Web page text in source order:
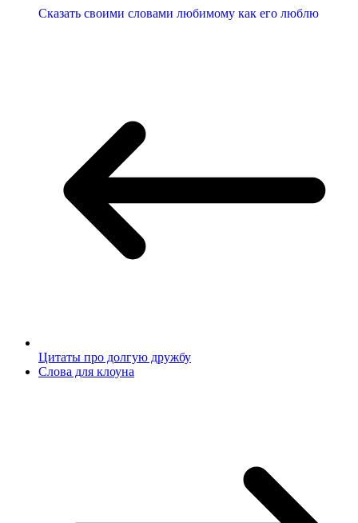
Сказать своими словами любимому как его люблю
Цитаты про долгую дружбу
Слова для клоуна